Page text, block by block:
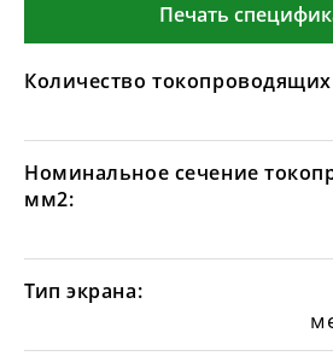
Печать
Количество
Номинальное сечение
мм2:
Тип экрана: